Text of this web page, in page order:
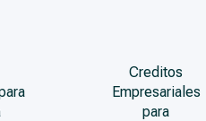
Creditos
Empresariales
para